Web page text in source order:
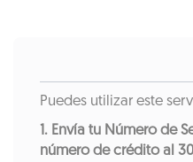
Puedes utilizar este
1. Envía tu Número de
número de crédito al